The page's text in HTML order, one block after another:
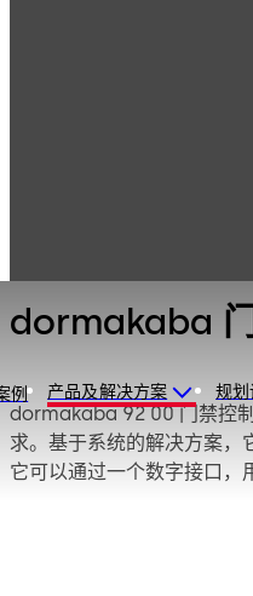
例 产品及解决方案 规
dormakaba
dormakaba 92 00 门禁控
求。基于系统的解决方案，
它可以通过一个数字接口，